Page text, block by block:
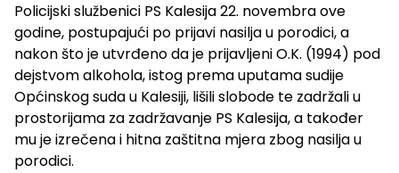
Policijski službenici PS Kalesija 22. novembra ove
godine, postupajući po prijavi nasilja u porodici, a
nakon što je utvrđeno da je prijavljeni O.K. (1994) pod
dejstvom alkohola, istog prema uputama sudije
Općinskog suda u Kalesiji, lišili slobode te zadržali u
prostorijama za zadržavanje PS Kalesija, a također
mu je izrečena i hitna zaštitna mjera zbog nasilja u
porodici.